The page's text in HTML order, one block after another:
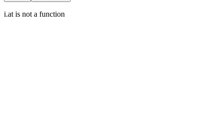
i.at is not a function